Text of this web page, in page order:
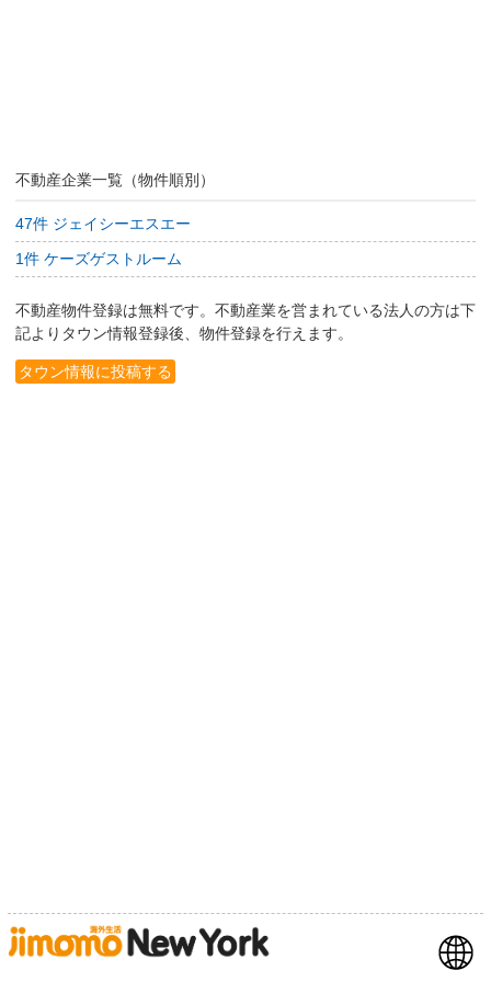
不動産企業一覧（物件順別）
47件 ジェイシーエスエー
1件 ケーズゲストルーム
不動産物件登録は無料です。不動産業を営まれている法人の方は下
記よりタウン情報登録後、物件登録を行えます。
タウン情報に投稿する